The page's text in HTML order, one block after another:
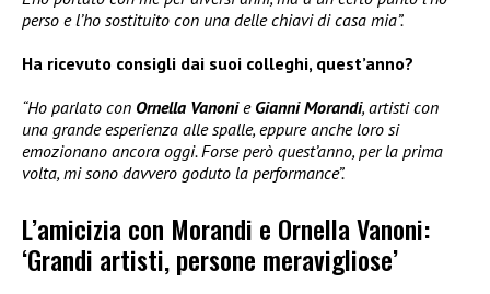
perso e l’ho sostituito con una delle chiavi di casa mia”.
Ha ricevuto consigli dai suoi colleghi, quest’anno?
“Ho parlato con Ornella Vanonie Gianni Morandi, artisti con
una grande esperienza alle spalle, eppure anche loro si
emozionano ancora oggi. Forse però quest’anno, per la prima
volta, mi sono davvero goduto la performance”.
L’amicizia con Morandi e Ornella Vanoni:
‘Grandi artisti, persone meravigliose’